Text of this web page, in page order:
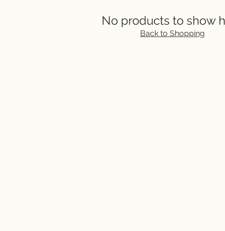
No products to show
Back to Shopping